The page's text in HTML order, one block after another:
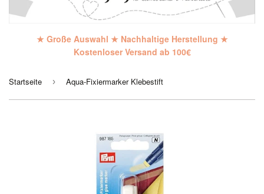
★ Große Auswahl ★ Nachhaltige Herstellung ★
Kostenloser Versand ab 100€
Startseite › Aqua-Fixiermarker Klebestift